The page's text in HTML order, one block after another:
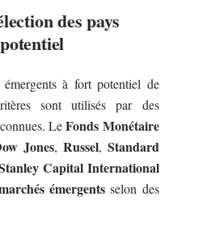
des pays
à fort potentiel de
sont utilisés par des
LeFonds Monétaire
Jones, Russel, Standard
Capital International
émergents selon des